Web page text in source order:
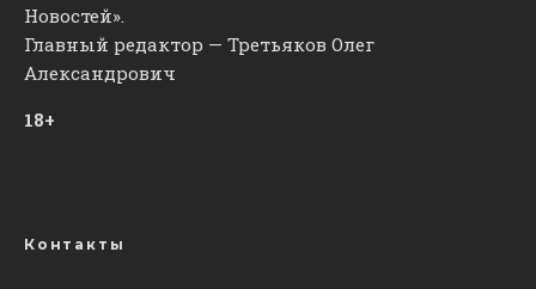
Новостей».
Главный редактор — Третьяков Олег
Александрович
18+
Контакты